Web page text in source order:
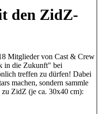
den ZidZ-
Mitglieder von Cast & Crew
in die Zukunft" bei
treffen zu dürfen! Dabei
machen, sondern sammle
zu ZidZ (je ca. 30x40 cm):